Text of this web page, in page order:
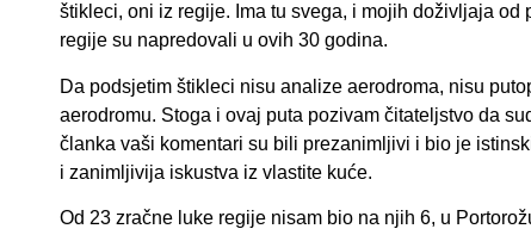
štikleci, oni iz regije. Ima tu svega, i mojih doživljaja
regije su napredovali u ovih 30 godina.
Da podsjetim štikleci nisu analize aerodroma, nisu
aerodromu. Stoga i ovaj puta pozivam čitateljstvo da
članka vaši komentari su bili prezanimljivi i bio je
i zanimljivija iskustva iz vlastite kuće.
Od 23 zračne luke regije nisam bio na njih 6, u